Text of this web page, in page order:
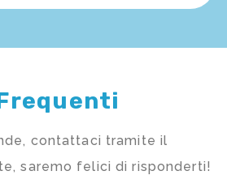
contattaci tramite il
saremo felici di risponderti!